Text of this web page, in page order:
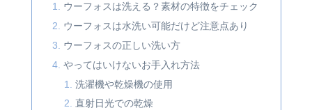
ウーフォスは洗える？素材の特徴をチェック
ウーフォスは水洗い可能だけど注意点あり
ウーフォスの正しい洗い方
やってはいけないお手入れ方法
洗濯機や乾燥機の使用
直射日光での乾燥